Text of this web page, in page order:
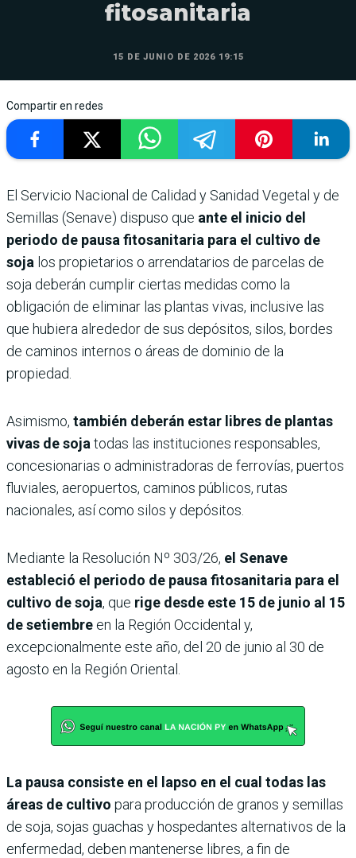
fitosanitaria
15 DE JUNIO DE 2026 19:15
Compartir en redes
El Servicio Nacional de Calidad y Sanidad Vegetal y de
Semillas (Senave) dispuso que ante el inicio del
periodo de pausa fitosanitaria para el cultivo de
soja los propietarios o arrendatarios de parcelas de
soja deberán cumplir ciertas medidas como la
obligación de eliminar las plantas vivas, inclusive las
que hubiera alrededor de sus depósitos, silos, bordes
de caminos internos o áreas de dominio de la
propiedad.
Asimismo, también deberán estar libres de plantas
vivas de soja todas las instituciones responsables,
concesionarias o administradoras de ferrovías, puertos
fluviales, aeropuertos, caminos públicos, rutas
nacionales, así como silos y depósitos.
Mediante la Resolución Nº 303/26, el Senave
estableció el periodo de pausa fitosanitaria para el
cultivo de soja, que rige desde este 15 de junio al 15
de setiembre en la Región Occidental y,
excepcionalmente este año, del 20 de junio al 30 de
agosto en la Región Oriental.
La pausa consiste en el lapso en el cual todas las
áreas de cultivo para producción de granos y semillas
de soja, sojas guachas y hospedantes alternativos de la
enfermedad, deben mantenerse libres, a fin de